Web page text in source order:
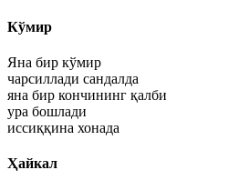
Кўмир
Яна бир кўмир
чарсиллади сандалда
яна бир кончининг қалби
ура бошлади
иссиққина хонада
Ҳайкал